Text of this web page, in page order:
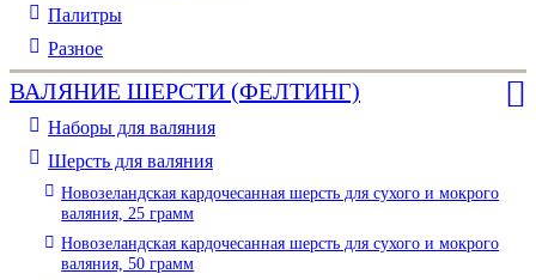
Палитры
Разное
ВАЛЯНИЕ ШЕРСТИ (ФЕЛТИНГ)
Наборы для валяния
Шерсть для валяния
Новозеландская кардочесанная шерсть для сухого и мокрого
валяния, 25 грамм
Новозеландская кардочесанная шерсть для сухого и мокрого
валяния, 50 грамм